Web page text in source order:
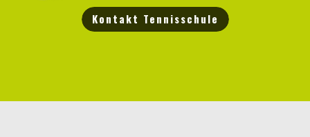
Kontakt Tennisschule